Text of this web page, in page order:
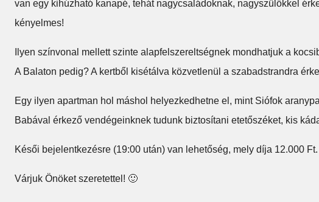
van egy kihúzható kanapé, tehát nagycsaládoknak, nagyszülőkkel
kényelmes!
Ilyen színvonal mellett szinte alapfelszereltségnek mondhatjuk a
A Balaton pedig? A kertből kisétálva közvetlenül a szabadstrandra
Egy ilyen apartman hol máshol helyezkedhetne el, mint Siófok
Babával érkező vendégeinknek tudunk biztosítani etetőszéket, kis
Késői bejelentkezésre (19:00 után) van lehetőség, mely díja 12.000 Ft.
Várjuk Önöket szeretettel! 🙂